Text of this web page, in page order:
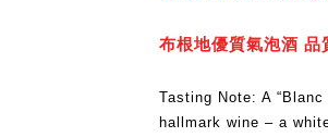
布根地優質氣泡酒 品
Tasting Note: A
hallmark wine – a